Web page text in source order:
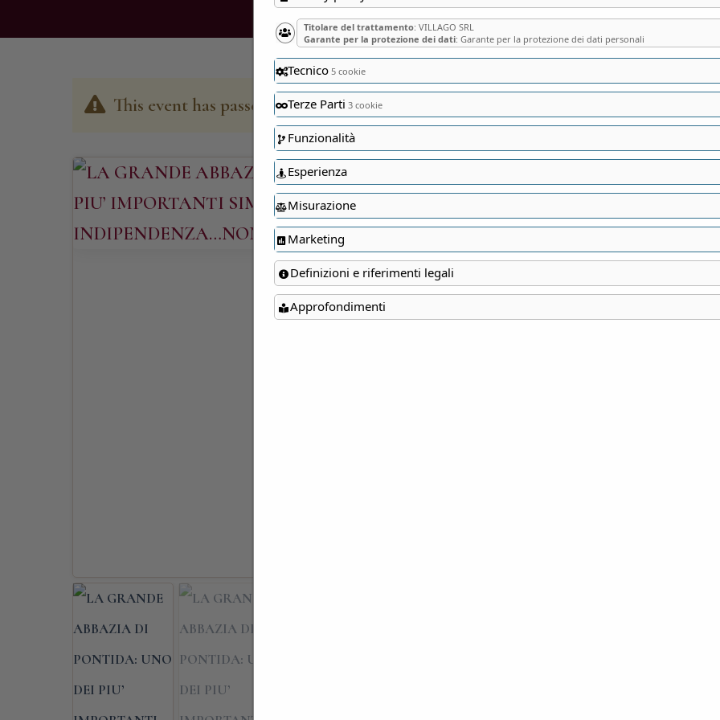
This event has passed
LA GRANDE
PIU’ IMPORTANTI
Titolare del trattamento: VILLAGO SRL
Garante per la protezione dei dati: Garante per la protezione dei dati personali
Tecnico 5 cookie
Terze Parti 3 cookie
Funzionalità
Esperienza
Misurazione
Marketing
Definizioni e riferimenti legali
Approfondimenti